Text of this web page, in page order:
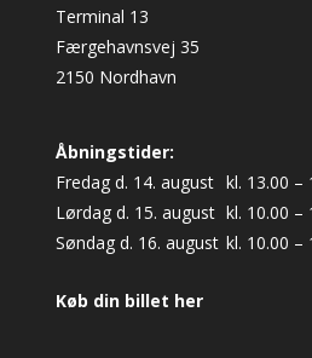
Terminal 13
Færgehavnsvej 35
2150 Nordhavn
Åbningstider:
Fredag d. 14. august kl. 13.00 –
Lørdag d. 15. august kl. 10.00 –
Søndag d. 16. august kl. 10.00 –
Køb din billet her